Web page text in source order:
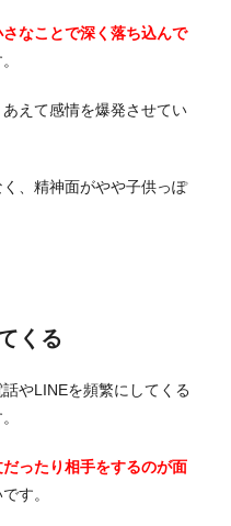
なことで深く落ち込んで
えて感情を爆発させてい
、精神面がやや子供っぽ
くる
やLINEを頻繁にしてくる
ったり相手をするのが面
す。